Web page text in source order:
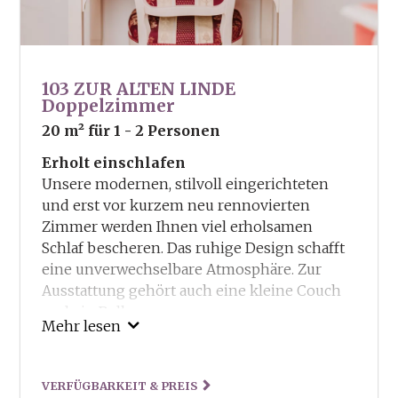
103 ZUR ALTEN LINDE
Doppelzimmer
20 m² für 1 - 2 Personen
Erholt einschlafen
Unsere modernen, stilvoll eingerichteten
und erst vor kurzem neu rennovierten
Zimmer werden Ihnen viel erholsamen
Schlaf bescheren. Das ruhige Design schafft
eine unverwechselbare Atmosphäre. Zur
Ausstattung gehört auch eine kleine Couch
und ein Balkon.
und um Truden
Mehr lesen
VERFÜGBARKEIT & PREIS